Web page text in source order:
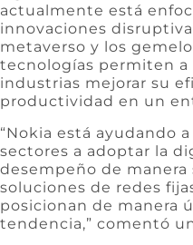
actualmente está
innovaciones
metaverso y los
tecnologías permiten a
industrias mejorar su
productividad en un
“Nokia está ayudando
sectores a adoptar la
desempeño de manera
soluciones de redes
posicionan de manera
tendencia,” comentó